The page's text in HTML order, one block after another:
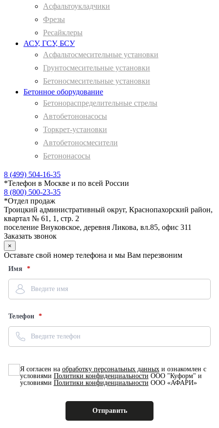
Асфальтоукладчики
Фрезы
Ресайклеры
АСУ, ГСУ, БСУ
Асфальтосмесительные установки
Грунтосмесительные установки
Бетоносмесительные установки
Бетонное оборудование
Бетонораспределительные стрелы
Автобетононасосы
Торкрет-установки
Автобетоносмесители
Бетононасосы
8 (499) 504-16-35
*Телефон в Москве и по всей России
8 (800) 500-23-35
*Отдел продаж
Троицкий административный округ, Краснопахорский район,
квартал № 61, 1, стр. 2
поселение Внуковское, деревня Ликова, вл.85, офис 311
Заказать звонок
×
Оставьте свой номер телефона и мы Вам перезвоним
Имя
Телефон
Я согласен на обработку персональных данныхи ознакомлен с
условиями Политики конфиденциальности ООО "Куформ" и
условиями Политики конфиденциальности ООО «АФАРИ»